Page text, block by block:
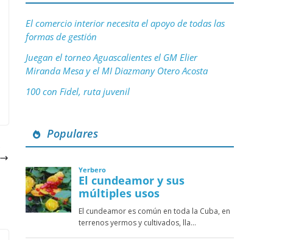
El comercio interior necesita el apoyo de todas las
formas de gestión
Juegan el torneo Aguascalientes el GM Elier
Miranda Mesa y el MI Diazmany Otero Acosta
100 con Fidel, ruta juvenil
Populares